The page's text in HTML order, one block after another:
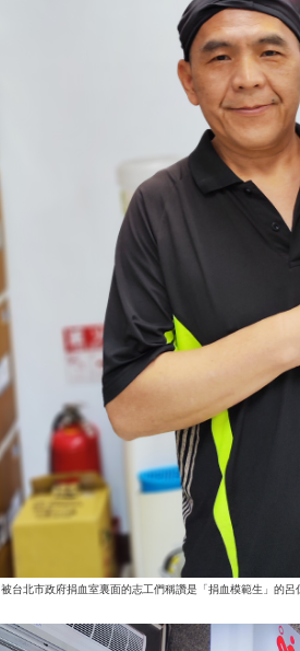
被台北市政府捐血室裏面的志工們稱讚是「捐血模範生」的呂